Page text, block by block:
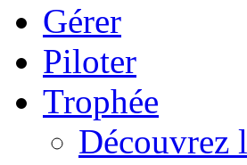
Gérer
Piloter
Trophée
Découvrez